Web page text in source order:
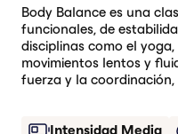
Body Balance es una
funcionales, de
disciplinas como el
movimientos lentos y
fuerza y la coordinación,
Intensidad Media